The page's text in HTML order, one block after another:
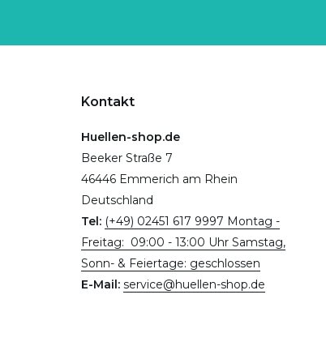
Kontakt
Huellen-shop.de
Beeker Straße 7
46446 Emmerich am Rhein
Deutschland
Tel: (+49) 02451 617 9997 Montag -
Freitag: 09:00 - 13:00 Uhr Samstag,
Sonn- & Feiertage: geschlossen
E-Mail: service@huellen-shop.de